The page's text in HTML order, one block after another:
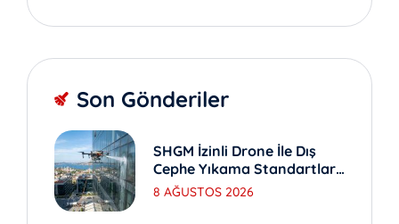
Son Gönderiler
SHGM İzinli Drone İle Dış
Cephe Yıkama Standartları
Nedir?
8 AĞUSTOS 2026